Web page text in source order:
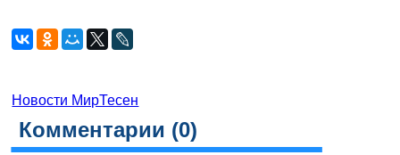
Новости МирТесен
Комментарии (0)